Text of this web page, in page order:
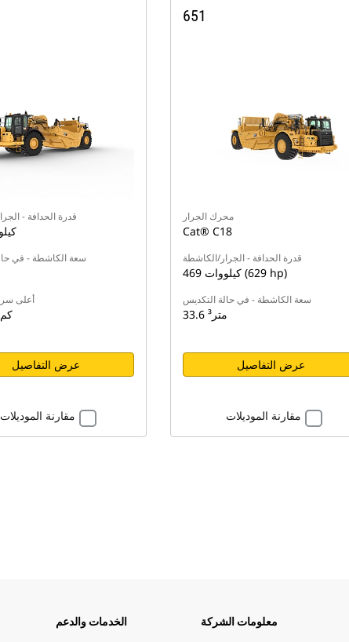
قدرة الحدافة -
425
سعة الكاشطة - في
أعلى
عرض التفاصيل
مقارنة الموديلات
651
محرك الجرار
Cat® C18
قدرة الحدافة - الجرار/الكاشطة
469 كيلووات (629 hp)
سعة الكاشطة - في حالة التكديس
33.6 متر³
عرض التفاصيل
مقارنة الموديلات
الخدمات والدعم معلومات الشركة